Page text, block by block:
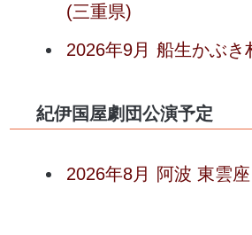
(三重県)
2026年9月 船生かぶき
紀伊国屋劇団公演予定
2026年8月 阿波 東雲座